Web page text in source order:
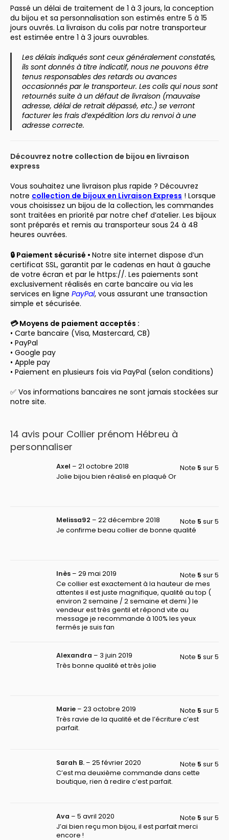
Passé un délai de traitement de 1 à 3 jours, la conception
du bijou et sa personnalisation son estimés entre 5 à 15
jours ouvrés. La livraison du colis par notre transporteur
est estimée entre 1 à 3 jours ouvrables.
Les délais indiqués sont ceux généralement constatés,
ils sont donnés à titre indicatif, nous ne pouvons être
tenus responsables des retards ou avances
occasionnés par le transporteur. Les colis qui nous sont
retournés suite à un défaut de livraison (mauvaise
adresse, délai de retrait dépassé, etc.) se verront
facturer les frais d’expédition lors du renvoi à une
adresse correcte.
Découvrez notre collection de bijou en livraison
express
Vous souhaitez une livraison plus rapide ? Découvrez
notre collection de bijoux en Livraison Express ! Lorsque
vous choisissez un bijou de la collection, les commandes
sont traitées en priorité par notre chef d’atelier. Les bijoux
sont préparés et remis au transporteur sous 24 à 48
heures ouvrées.
🔒 Paiement sécurisé • Notre site internet dispose d’un
certificat SSL, garantit par le cadenas en haut à gauche
de votre écran et par le https://. Les paiements sont
exclusivement réalisés en carte bancaire ou via les
services en ligne PayPal, vous assurant une transaction
simple et sécurisée.
💳 Moyens de paiement acceptés :
• Carte bancaire (Visa, Mastercard, CB)
• PayPal
• Google pay
• Apple pay
• Paiement en plusieurs fois via PayPal (selon conditions)
✅ Vos informations bancaires ne sont jamais stockées sur
notre site.
14 avis pour Collier prénom Hébreu à
personnaliser
Note 5 sur 5
Axel – 21 octobre 2018
Jolie bijou bien réalisé en plaqué Or
Note 5 sur 5
Melissa92 – 22 décembre 2018
Je confirme beau collier de bonne qualité
Note 5 sur 5
Inès – 29 mai 2019
Ce collier est exactement à la hauteur de mes
attentes il est juste magnifique, qualité au top (
environ 2 semaine / 2 semaine et demi ) le
vendeur est très gentil et répond vite au
message je recommande à 100% les yeux
fermés je suis fan
Note 5 sur 5
Alexandra – 3 juin 2019
Très bonne qualité et très jolie
Note 5 sur 5
Marie – 23 octobre 2019
Très ravie de la qualité et de l’écriture c’est
parfait.
Note 5 sur 5
Sarah B. – 25 février 2020
C’est ma deuxième commande dans cette
boutique, rien à redire c’est parfait.
Note 5 sur 5
Ava – 5 avril 2020
J’ai bien reçu mon bijou, il est parfait merci
encore !